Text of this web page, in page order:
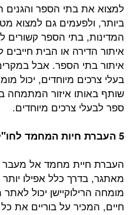
למצוא את בתי הספר והגנים
ביותר, ולפעמים גם למצוא
המדינות, בתי הספר קשורים
איתור הדירה או הבית
איתור בתי הספר. אבל
בעלי צרכים מיוחדים, יכול
שותף באותו איזור המתמחה
ספר לבעלי צרכים מיוחדים.
5 העברת חיות המחמד לחו"ל:
העברת חיית מחמד אל מעבר
מאתגר, בדרך כלל אפילו
מומחה הרילוקיישן יכול
חיים, המכיר על בוריים את